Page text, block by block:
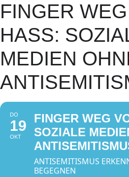
FINGER
HASS:
MEDIEN
DO
19
OKT
FINGER WEG
SOZIALE
ANTISEMITISMUS
BEGEGNEN